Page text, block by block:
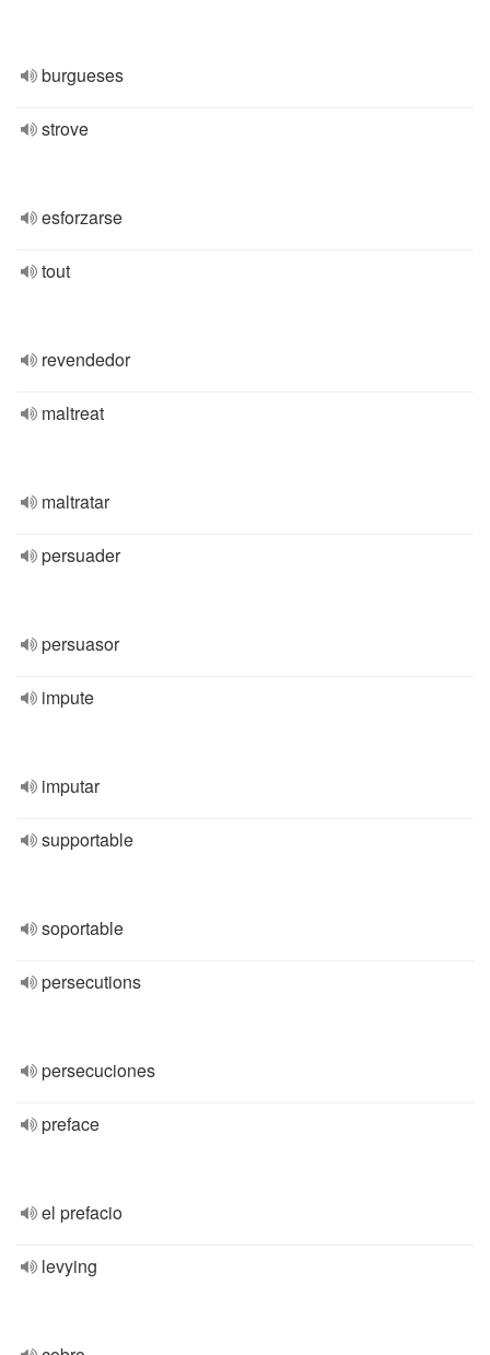
burgueses
strove
esforzarse
tout
revendedor
maltreat
maltratar
persuader
persuasor
impute
imputar
supportable
soportable
persecutions
persecuciones
preface
el prefacio
levying